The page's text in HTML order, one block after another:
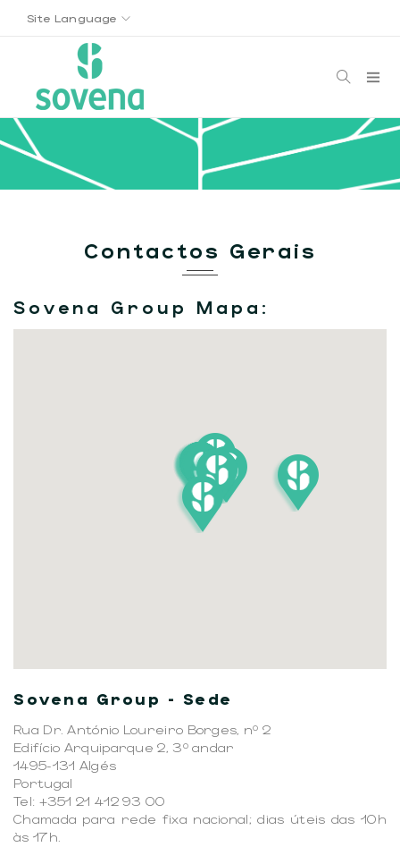
Site Language
Contactos Gerais
Sovena Group Mapa:
Sovena Group - Sede
Rua Dr. António Loureiro Borges, nº 2
Edifício Arquiparque 2, 3º andar
1495-131 Algés
Portugal
Tel: +351 21 412 93 00
Chamada para rede fixa nacional; dias úteis das 10h
às 17h.